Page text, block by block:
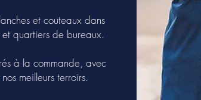
Adrien,
qui se
aux 4
Notre secret ?
depuis nos
et couteaux dans
et quartiers de bureaux.
à la commande, avec
meilleurs terroirs.